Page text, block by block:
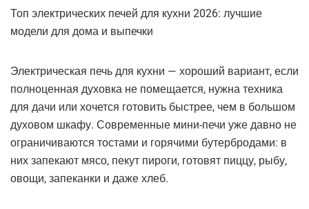
Топ электрических печей для кухни 2026: лучшие
модели для дома и выпечки
Электрическая печь для кухни — хороший вариант, если
полноценная духовка не помещается, нужна техника
для дачи или хочется готовить быстрее, чем в большом
духовом шкафу. Современные мини-печи уже давно не
ограничиваются тостами и горячими бутербродами: в
них запекают мясо, пекут пироги, готовят пиццу, рыбу,
овощи, запеканки и даже хлеб.